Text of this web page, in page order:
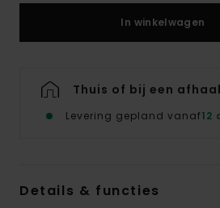
In winkelwagen
Thuis of bij een
Levering gepland vanaf12
Details & functies